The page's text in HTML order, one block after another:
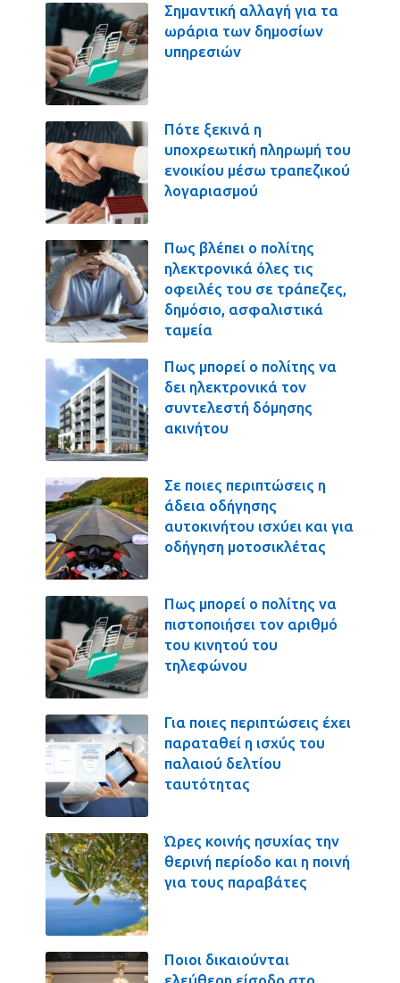
Σημαντική αλλαγή για τα
ωράρια των δημοσίων
υπηρεσιών
Πότε ξεκινά η
υποχρεωτική πληρωμή του
ενοικίου μέσω τραπεζικού
λογαριασμού
Πως βλέπει ο πολίτης
ηλεκτρονικά όλες τις
οφειλές του σε τράπεζες,
δημόσιο, ασφαλιστικά
ταμεία
Πως μπορεί ο πολίτης να
δει ηλεκτρονικά τον
συντελεστή δόμησης
ακινήτου
Σε ποιες περιπτώσεις η
άδεια οδήγησης
αυτοκινήτου ισχύει και για
οδήγηση μοτοσικλέτας
Πως μπορεί ο πολίτης να
πιστοποιήσει τον αριθμό
του κινητού του
τηλεφώνου
Για ποιες περιπτώσεις έχει
παραταθεί η ισχύς του
παλαιού δελτίου
ταυτότητας
Ώρες κοινής ησυχίας την
θερινή περίοδο και η ποινή
για τους παραβάτες
Ποιοι δικαιούνται
ελεύθερη είσοδο στο